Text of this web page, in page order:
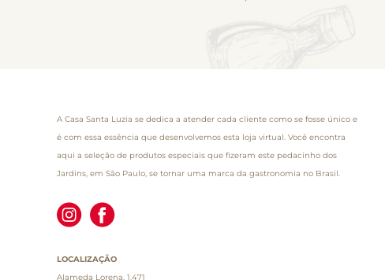
A Casa Santa Luzia se dedica a atender cada cliente como se fosse único e
é com essa essência que desenvolvemos esta loja virtual. Você encontra
aqui a seleção de produtos especiais que fizeram este pedacinho dos
Jardins, em São Paulo, se tornar uma marca da gastronomia no Brasil.
LOCALIZAÇÃO
Alameda Lorena, 1.471